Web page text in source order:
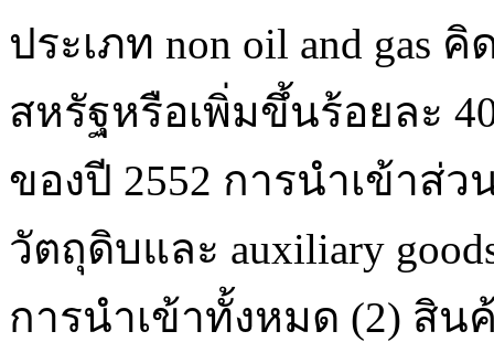
ประเภท non oil and gas
สหรัฐหรือเพิ่มขึ้นร้อยละ
ของปี 2552 การนำเข้าส่
วัตถุดิบและ auxiliary
การนำเข้าทั้งหมด (2) สิน